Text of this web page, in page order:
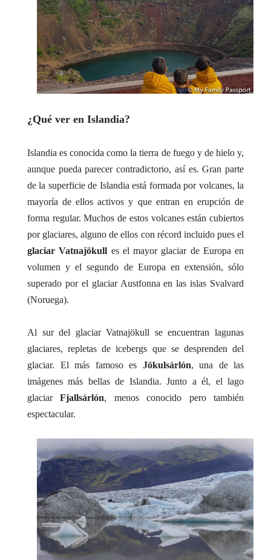
¿Qué ver en Islandia?
Islandia es conocida como la tierra de fuego y de hielo y,
aunque pueda parecer contradictorio, así es. Gran parte
de la superficie de Islandia está formada por volcanes, la
mayoría de ellos activos y que entran en erupción de
forma regular.Muchos de estos volcanes están cubiertos
por glaciares, alguno de ellos con récord incluido pues el
glaciar Vatnajökull es el mayor glaciar de Europa en
volumen y el segundo de Europa en extensión, sólo
superado por el glaciar Austfonna en las islas Svalvard
(Noruega).
Al sur del glaciar Vatnajökull se encuentran lagunas
glaciares, repletas de icebergs que se desprenden del
glaciar. El más famoso es Jökulsárlón, una de las
imágenes más bellas de Islandia. Junto a él, el lago
glaciarFjallsárlón, menos conocido pero también
espectacular.